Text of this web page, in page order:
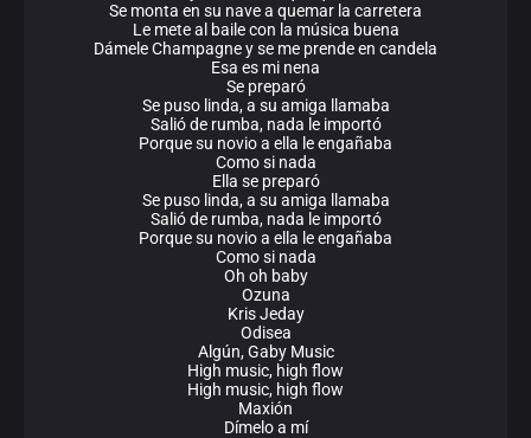
Se monta en su nave a quemar la carretera
Le mete al baile con la música buena
Dámele Champagne y se me prende en candela
Esa es mi nena
Se preparó
Se puso linda, a su amiga llamaba
Salió de rumba, nada le importó
Porque su novio a ella le engañaba
Como si nada
Ella se preparó
Se puso linda, a su amiga llamaba
Salió de rumba, nada le importó
Porque su novio a ella le engañaba
Como si nada
Oh oh baby
Ozuna
Kris Jeday
Odisea
Algún, Gaby Music
High music, high flow
High music, high flow
Maxión
Dímelo a mí